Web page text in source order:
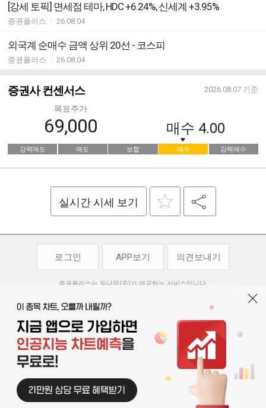
[강세 토픽] 면세점 테마, HDC +6.24%, 신세계 +3.95%
증권플러스 26.08.04
외국계 순매수 금액 상위 20선 - 코스피
증권플러스 26.08.04
증권사 컨센서스 2026.08.07 기준
목표주가
69,000 매수 4.00
강력매도 매도 보합 매수 강력매수
실시간 시세 보기
로그인 APP보기 의견보내기
증권플러스는 두나무(주)가 제공하는 서비스입니다.
투자 참고사항이며, 정보 제공 과정에서 오류나 지연이 발생할 수 있습니다.
두나무(주)는 제공된 정보에 의한 투자 결과에 대하여 법적인 책임을
부담하지 않습니다. 본 서비스에서 제공되는 정보의 무단 배포를 금합니다.
이용약관 | 청소년보호정책 개인정보처리방침
기사배열 기본방침 | 고객센터 |
오픈소스 라이선스
서울특별시 서초구 강남대로 369, 15층
사업자 등록번호 119-86-54968
|
기사배열 책임자 : 박동규
© 두나무 주식회사